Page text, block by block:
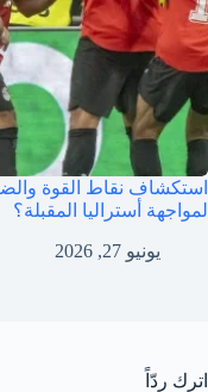
استكشاف نقاط القوة
لمواجهة أستراليا المقبلة؟
يونيو 27, 2026
اترك ردّاً